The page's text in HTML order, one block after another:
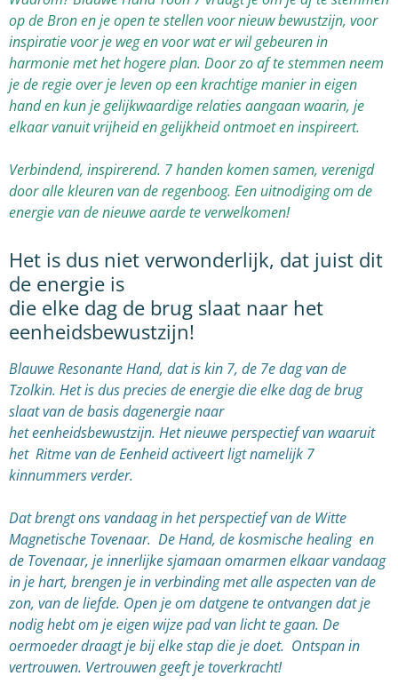
op de Bron en je open te stellenvoor nieuw bewustzijn, voor
inspiratie voor je weg en voor wat er wil gebeuren in
harmonie met het hogere plan. Door zo af te stemmen neem
je de regie over je leven op een krachtige manier in eigen
hand en kun je gelijkwaardige relaties aangaan waarin, je
elkaar vanuit vrijheid en gelijkheid ontmoet en inspireert.
Verbindend, inspirerend. 7 handen komen samen, verenigd
door alle kleuren van de regenboog. Een uitnodiging om de
energie van de nieuwe aarde te verwelkomen!
Het is dus niet verwonderlijk, dat juist dit
de energie is
die elke dag de brug slaat naar het
eenheidsbewustzijn!
Blauwe Resonante Hand, dat is kin 7, de 7e dag van de
Tzolkin. Het is dus precies de energie die elke dag de brug
slaat van de basis dagenergie naar
het eenheidsbewustzijn. Het nieuwe perspectief van waaruit
het Ritme van de Eenheid activeert ligt namelijk 7
kinnummers verder.
Dat brengt ons vandaag in het perspectief van de Witte
Magnetische Tovenaar. De Hand, de kosmische healing en
de Tovenaar, je innerlijke sjamaan omarmen elkaar vandaag
in je hart, brengen je in verbinding met alle aspecten van de
zon, van de liefde. Open je om datgene te ontvangen dat je
nodig hebt om je eigen wijze pad van licht te gaan. De
oermoeder draagt je bij elke stap die je doet. Ontspan in
vertrouwen. Vertrouwen geeft je toverkracht!